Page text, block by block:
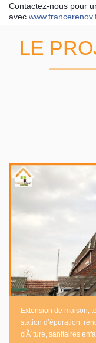
Contactez-nous pour
avec
LE
Extension de maison,
station d’épuration,
clÃ´ture, sanitaires